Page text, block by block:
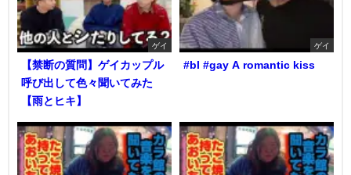
ゲイ
【禁断の質問】ゲイカップル
呼び出して色々聞いてみた
【雨とヒキ】
ゲイ
#bl #gay A romantic kiss